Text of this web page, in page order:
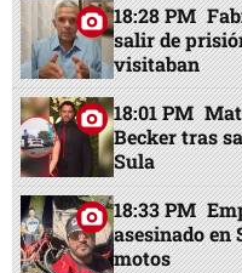
18:28 PM
salir de
visitaban
18:01 PM
Becker tras
Sula
18:33 PM
asesinado en
motos